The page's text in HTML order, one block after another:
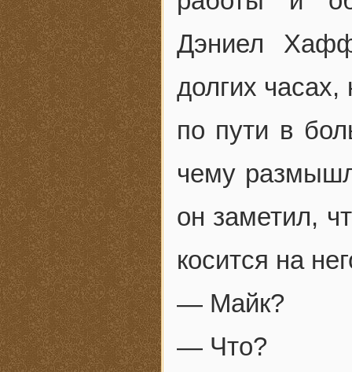
Дэниел
долгих
по пути в
чему
он заметил,
косится на
— Майк?
— Что?